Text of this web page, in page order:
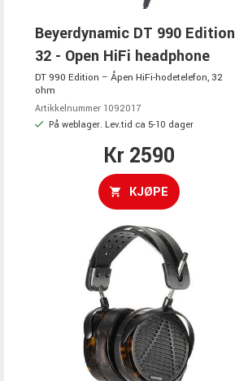
Beyerdynamic DT 990 Edition
32 - Open HiFi headphone
DT 990 Edition – Åpen HiFi-hodetelefon, 32
ohm
Artikkelnummer 1092017
På weblager. Lev.tid ca 5-10 dager
Kr 2590
KJØPE